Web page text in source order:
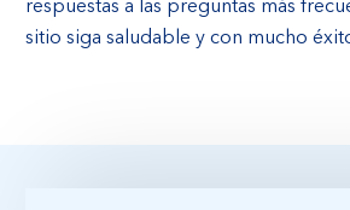
respuestas a las preguntas más
sitio siga saludable y con mucho